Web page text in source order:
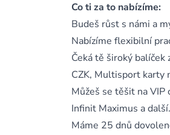
Co ti za to nabízíme:
Budeš růst s námi a
Nabízíme flexibilní
Čeká tě široký
CZK, Multisport karty
Můžeš se těšit na VIP
Infinit Maximus a další.
Máme 25 dnů